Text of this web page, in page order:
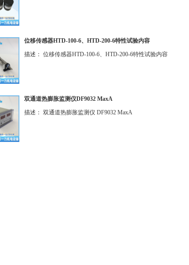
位移传感器HTD-100-6、HTD-200-6特性试验内容
描述： 位移传感器HTD-100-6、HTD-200-6特性试验内容
双通道热膨胀监测仪DF9032 MaxA
描述： 双通道热膨胀监测仪 DF9032 MaxA